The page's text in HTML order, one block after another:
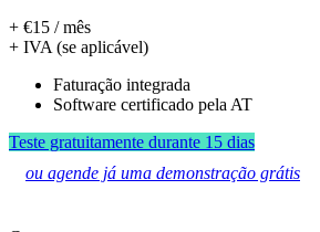
+ €15 / mês
+ IVA (se aplicável)
Faturação integrada
Software certificado pela AT
Teste gratuitamente durante 15 dias
ou agende já uma demonstração grátis